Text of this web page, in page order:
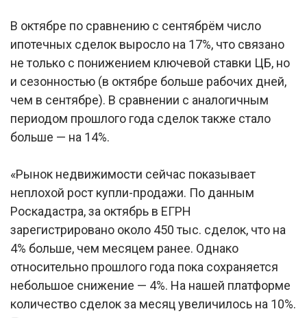
В октябре по сравнению с сентябрём число
ипотечных сделок выросло на 17%, что связано
не только с понижением ключевой ставки ЦБ, но
и сезонностью (в октябре больше рабочих дней,
чем в сентябре). В сравнении с аналогичным
периодом прошлого года сделок также стало
больше — на 14%.
«Рынок недвижимости сейчас показывает
неплохой рост купли-продажи. По данным
Роскадастра, за октябрь в ЕГРН
зарегистрировано около 450 тыс. сделок, что на
4% больше, чем месяцем ранее. Однако
относительно прошлого года пока сохраняется
небольшое снижение — 4%. На нашей платформе
количество сделок за месяц увеличилось на 10%.